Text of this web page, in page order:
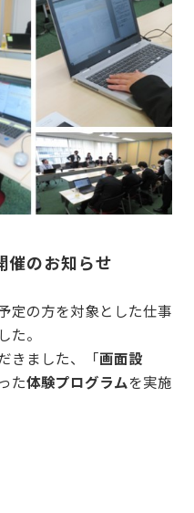
のお知らせ
定の方を対象とした仕事
た。
きました、「画面設
た体験プログラムを実施